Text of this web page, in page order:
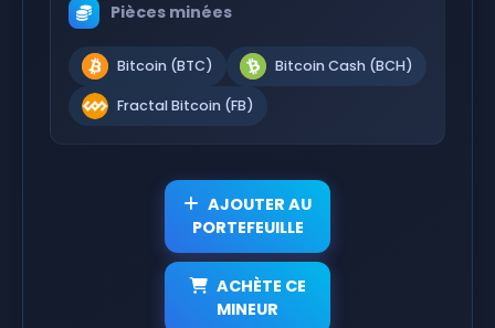
Pièces minées
Bitcoin (BTC) Bitcoin Cash (BCH)
Fractal Bitcoin (FB)
AJOUTER AU
PORTEFEUILLE
ACHÈTE CE
MINEUR